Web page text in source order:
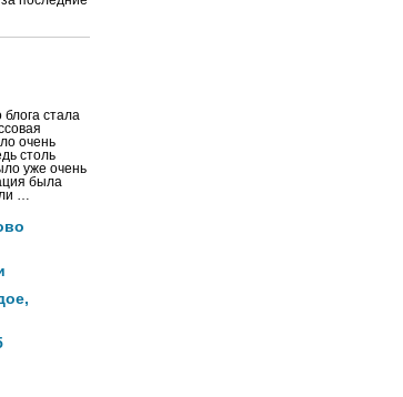
стала
очень
столь
уже очень
была
…